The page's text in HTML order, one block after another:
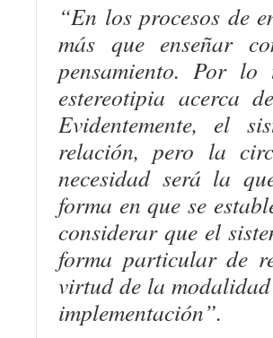
“En los procesos de
más que enseñar
pensamiento. Por lo
estereotipia acerca
Evidentemente, el
relación, pero la
necesidad será la
forma en que se
considerar que el
forma particular de
virtud de la
implementación”.